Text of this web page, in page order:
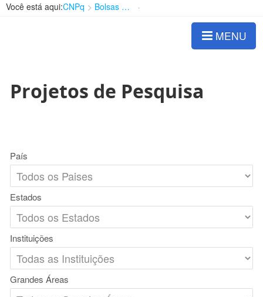
Você está aqui:CNPq Bolsas e Auxílios Vigentes
MENU
Projetos de Pesquisa
País
Estados
Instituições
Grandes Áreas